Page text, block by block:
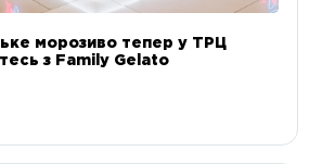
морозиво тепер у ТРЦ
з Family Gelato